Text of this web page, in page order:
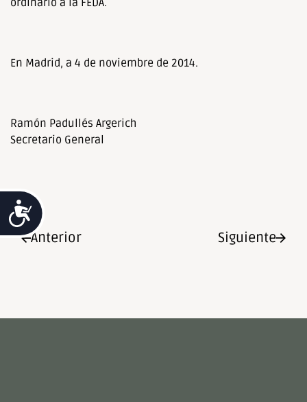
Accesibilidad
ordinario a la FEDA.
En Madrid, a 4 de noviembre de 2014.
Ramón Padullés Argerich
Secretario General
Anterior Siguiente